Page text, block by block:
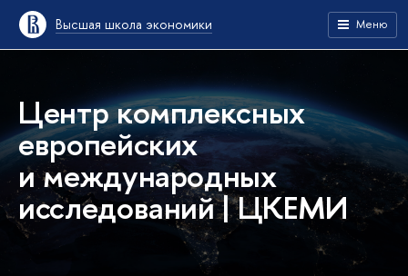
Высшая школа экономики Меню
Центр комплексных
европейских
и международных
исследований | ЦКЕМИ